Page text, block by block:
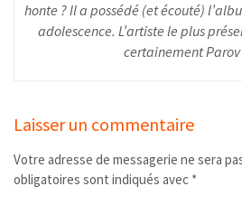
honte ? Il a possédé (et écouté)
adolescence. L’artiste le plus
certainement Parov
Laisser un commentaire
Votre adresse de messagerie ne sera
obligatoires sont indiqués avec *